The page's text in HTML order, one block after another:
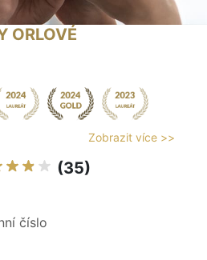
ORLOVÉ
Zobrazit více >>
(35)
číslo